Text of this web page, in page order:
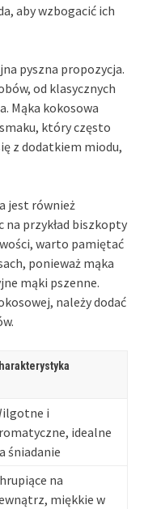
aby wzbogacić ich
pyszna propozycja.
od klasycznych
Mąka kokosowa
który często
z dodatkiem miodu,
jest również
na przykład biszkopty
warto pamiętać
ponieważ mąka
mąki pszenne.
należy dodać
i
idealne
śniadanie
na
miękkie w